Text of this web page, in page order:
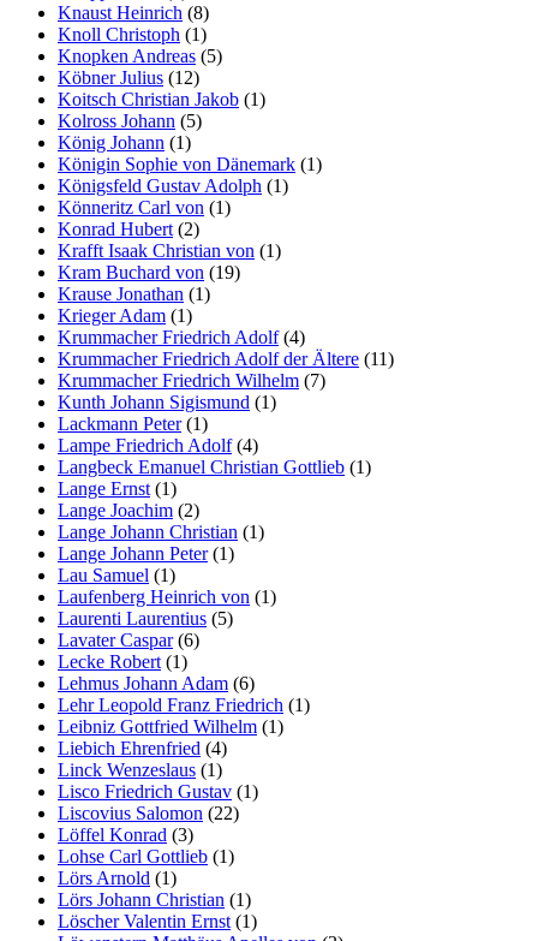
Knaust Heinrich (8)
Knoll Christoph (1)
Knopken Andreas (5)
Köbner Julius (12)
Koitsch Christian Jakob (1)
Kolross Johann (5)
König Johann (1)
Königin Sophie von Dänemark (1)
Königsfeld Gustav Adolph (1)
Könneritz Carl von (1)
Konrad Hubert(2)
Krafft Isaak Christian von (1)
Kram Buchard von (19)
Krause Jonathan (1)
Krieger Adam (1)
Krummacher Friedrich Adolf(4)
Krummacher Friedrich Adolf der Ältere (11)
Krummacher Friedrich Wilhelm (7)
Kunth Johann Sigismund (1)
Lackmann Peter(1)
Lampe Friedrich Adolf(4)
Langbeck Emanuel Christian Gottlieb (1)
Lange Ernst(1)
Lange Joachim (2)
Lange Johann Christian (1)
Lange Johann Peter(1)
Lau Samuel (1)
Laufenberg Heinrich von (1)
Laurenti Laurentius (5)
Lavater Caspar(6)
Lecke Robert(1)
Lehmus Johann Adam (6)
Lehr Leopold Franz Friedrich (1)
Leibniz Gottfried Wilhelm (1)
Liebich Ehrenfried (4)
Linck Wenzeslaus (1)
Lisco Friedrich Gustav (1)
Liscovius Salomon (22)
Löffel Konrad (3)
Lohse Carl Gottlieb (1)
Lörs Arnold (1)
Lörs Johann Christian (1)
Löscher Valentin Ernst(1)